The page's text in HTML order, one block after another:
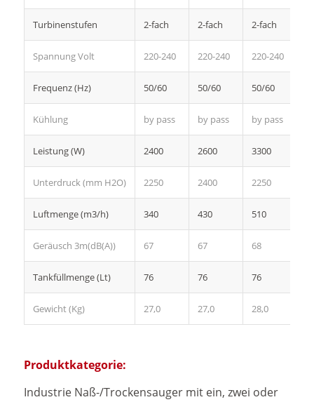
Turbinenstufen 2-fach 2-fach 2-fach
Spannung Volt 220-240 220-240 220-240
Frequenz (Hz) 50/60 50/60 50/60
Kühlung by pass by pass by pass
Leistung (W) 2400 2600 3300
Unterdruck (mm H2O) 2250 2400 2250
Luftmenge (m3/h) 340 430 510
Geräusch 3m(dB(A)) 67 67 68
Tankfüllmenge (Lt) 76 76 76
Gewicht (Kg) 27,0 27,0 28,0
Produktkategorie:
Industrie Naß-/Trockensauger mit ein, zwei oder